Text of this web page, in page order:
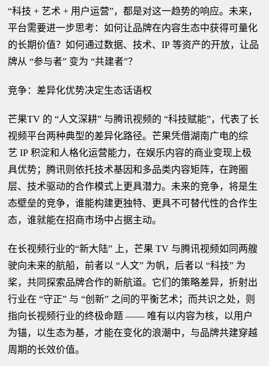
“科技 + 艺术 + 用户运营”，都是对这一趋势的响应。未来，
平台需要进一步思考：如何让品牌在内容生态中获得可量化
的长期价值？如何通过数据、技术、IP 等资产的开放，让品
牌从 “参与者” 变为 “共建者”？
竞争：差异化优势决定生态话语权
芒果TV 的 “人文深耕” 与腾讯视频的 “科技赋能”，代表了长
视频平台两种典型的差异化路径。芒果凭借湖南广电的综
艺 IP 积淀和人格化运营能力，在娱乐内容的商业变现上极
具优势；腾讯则依托技术基因和多品类内容矩阵，在跨圈
层、技术驱动的合作模式上更具潜力。未来的竞争，将是生
态壁垒的竞争，谁能构建更独特、更具不可替代性的合作生
态，谁就能在招商市场中占据主动。
在长视频行业的“新大陆” 上，芒果 TV 与腾讯视频如同两艘
驶向未来的航船，前者以 “人文” 为帆，后者以 “科技” 为
桨，共同探索品牌合作的新航道。它们的策略差异，折射出
行业在 “守正” 与 “创新” 之间的平衡艺术；而共识之处，则
指向长视频行业的终极命题 —— 唯有以内容为核，以用户
为锚，以生态为基，才能在变化的浪潮中，与品牌共建穿越
周期的长效价值。